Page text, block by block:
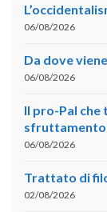
06/08/2026
Da dove
06/08/2026
Il pro-Pal
sfruttamento
06/08/2026
Trattato di
02/08/2026